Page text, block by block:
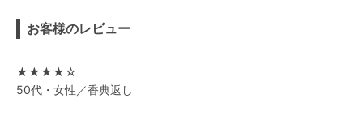
お客様のレビュー
★★★★☆
50代・女性／香典返し